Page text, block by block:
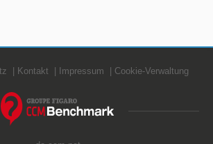
Kontakt Impressum Cookie-Verwaltung